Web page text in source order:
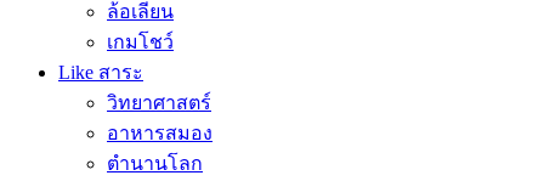
ล้อเลียน
เกมโชว์
Like สาระ
วิทยาศาสตร์
อาหารสมอง
ตำนานโลก